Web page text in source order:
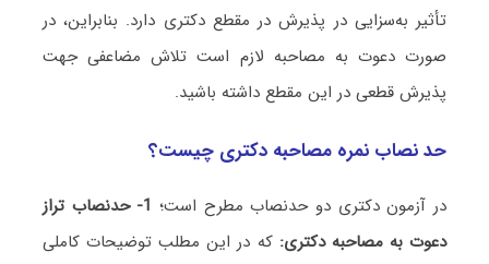
تأثیر به‌سزایی در پذیرش در مقطع دکتری دارد. بنابراین، در
صورت دعوت به مصاحبه لازم است تلاش مضاعفی جهت
پذیرش قطعی در این مقطع داشته باشید.
حد نصاب نمره مصاحبه دکتری چیست؟
در آزمون دکتری دو حدنصاب مطرح است؛
1- حدنصاب تراز
دعوت به مصاحبه دکتری: که در این مطلب توضیحات کاملی